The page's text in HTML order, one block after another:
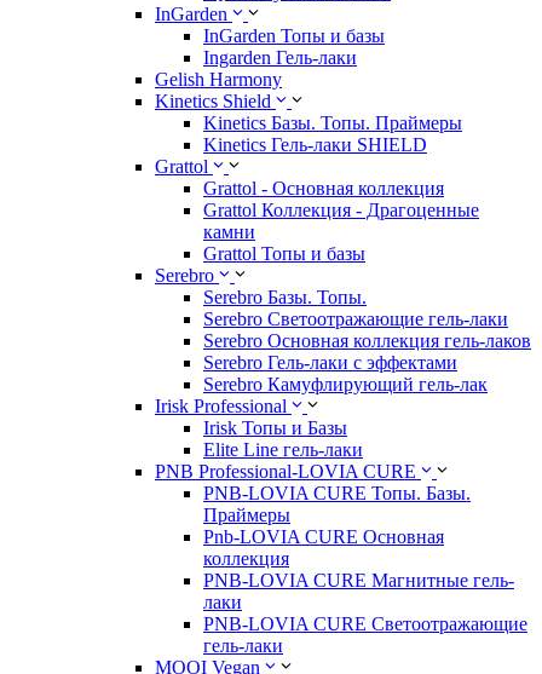
InGarden
InGarden Топы и базы
Ingarden Гель-лаки
Gelish Harmony
Kinetics Shield
Kinetics Базы. Топы. Праймеры
Kinetics Гель-лаки SHIELD
Grattol
Grattol - Oснoвнaя коллекция
Grattol Коллекция - Драгоценные
камни
Grattol Топы и базы
Serebro
Serebro Базы. Топы.
Serebro Светоотражающие гель-лаки
Serebro Основная коллекция гель-лаков
Serebro Гель-лаки с эффектами
Serebro Камуфлирующий гель-лак
Irisk Professional
Irisk Топы и Базы
Elite Line гель-лаки
PNB Professional-LOVIA CURE
PNB-LOVIA CURE Топы. Базы.
Праймеры
Pnb-LOVIA CURE Основная
коллекция
PNB-LOVIA CURE Магнитные гель-
лаки
PNB-LOVIA CURE Cветоотражающие
гель-лаки
MOOI Vegan